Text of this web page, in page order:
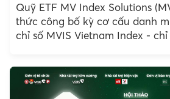
Quỹ ETF MV Index Solutions
thức công bố kỳ cơ cấu danh
chỉ số MVIS Vietnam Index -
thêm 1 mã của Đài Loan, đồng
kỳ mã nào.